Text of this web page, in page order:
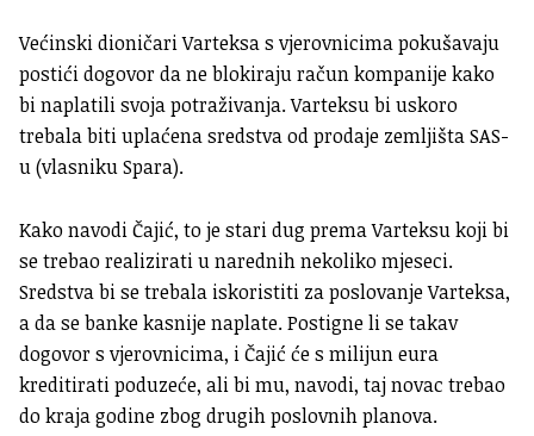
Većinski dioničari Varteksa s vjerovnicima pokušavaju
postići dogovor da ne blokiraju račun kompanije kako
bi naplatili svoja potraživanja. Varteksu bi uskoro
trebala biti uplaćena sredstva od prodaje zemljišta SAS-
u (vlasniku Spara).
Kako navodi Čajić, to je stari dug prema Varteksu koji bi
se trebao realizirati u narednih nekoliko mjeseci.
Sredstva bi se trebala iskoristiti za poslovanje Varteksa,
a da se banke kasnije naplate. Postigne li se takav
dogovor s vjerovnicima, i Čajić će s milijun eura
kreditirati poduzeće, ali bi mu, navodi, taj novac trebao
do kraja godine zbog drugih poslovnih planova.